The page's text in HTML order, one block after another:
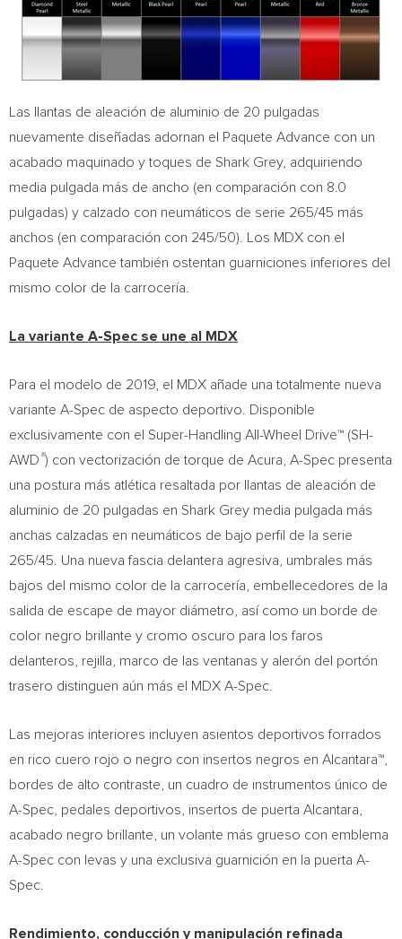
Las llantas de aleación de aluminio de 20 pulgadas
nuevamente diseñadas adornan el Paquete Advance con un
acabado maquinado y toques de Shark Grey, adquiriendo
media pulgada más de ancho (en comparación con 8.0
pulgadas) y calzado con neumáticos de serie 265/45 más
anchos (en comparación con 245/50). Los MDX con el
Paquete Advance también ostentan guarniciones inferiores del
mismo color de la carrocería.
La variante A-Spec se une al MDX
Para el modelo de 2019, el MDX añade una totalmente nueva
variante A-Spec de aspecto deportivo. Disponible
exclusivamente con el Super-Handling All-Wheel Drive™ (SH-
AWD®) con vectorización de torque de Acura, A-Spec presenta
una postura más atlética resaltada por llantas de aleación de
aluminio de 20 pulgadas en Shark Grey media pulgada más
anchas calzadas en neumáticos de bajo perfil de la serie
265/45. Una nueva fascia delantera agresiva, umbrales más
bajos del mismo color de la carrocería, embellecedores de la
salida de escape de mayor diámetro, así como un borde de
color negro brillante y cromo oscuro para los faros
delanteros, rejilla, marco de las ventanas y alerón del portón
trasero distinguen aún más el MDX A-Spec.
Las mejoras interiores incluyen asientos deportivos forrados
en rico cuero rojo o negro con insertos negros en Alcantara™,
bordes de alto contraste, un cuadro de instrumentos único de
A-Spec, pedales deportivos, insertos de puerta Alcantara,
acabado negro brillante, un volante más grueso con emblema
A-Spec con levas y una exclusiva guarnición en la puerta A-
Spec.
Rendimiento, conducción y manipulación refinada